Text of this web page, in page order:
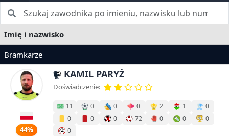
Imię i nazwisko
Bramkarze
44%
KAMIL PARYŻ
Doświadczenie:
11 0 0 0 2 1
0
0
0 0 72 0 0
0
0